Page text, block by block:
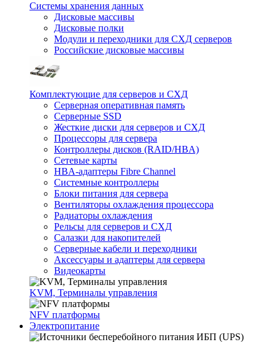
Системы хранения данных
Дисковые массивы
Дисковые полки
Модули и переходники для СХД серверов
Российские дисковые массивы
Комплектующие для серверов и СХД
Серверная оперативная память
Серверные SSD
Жесткие диски для серверов и СХД
Процессоры для сервера
Контроллеры дисков (RAID/HBA)
Сетевые карты
HBA-адаптеры Fibre Channel
Системные контроллеры
Блоки питания для сервера
Вентиляторы охлаждения процессора
Радиаторы охлаждения
Рельсы для серверов и СХД
Салазки для накопителей
Серверные кабели и переходники
Аксессуары и адаптеры для сервера
Видеокарты
KVM, Терминалы управления
NFV платформы
Электропитание